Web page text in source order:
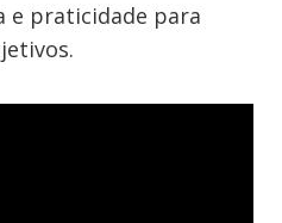
e praticidade para